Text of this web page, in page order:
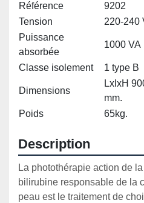
Référence
9202
Tension
220-240
Puissance
absorbée
1000 VA
Classe isolement 1 type B
Dimensions
LxlxH
mm.
Poids
65kg.
Description
La photothérapie action de
bilirubine responsable de la
peau est le traitement de